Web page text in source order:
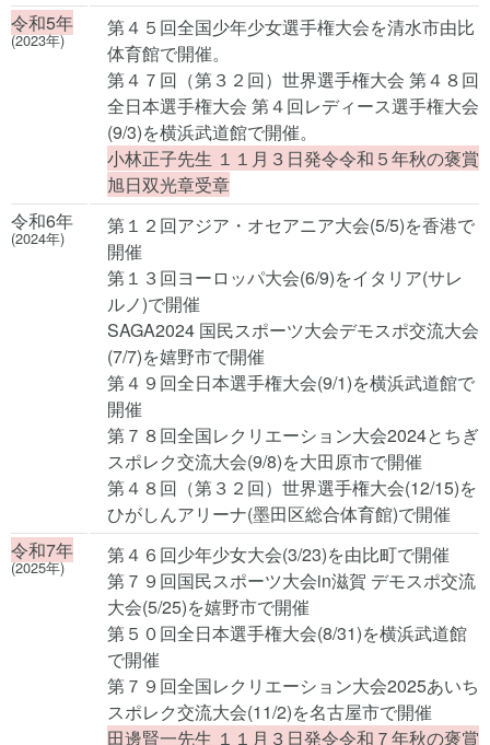
令和5年
(2023年)
第４５回全国少年少女選手権大会を清水市由比
体育館で開催。
第４７回（第３２回）世界選手権大会 第４８回
全日本選手権大会 第４回レディース選手権大会
(9/3)を横浜武道館で開催。
小林正子先生 １１月３日発令令和５年秋の褒賞
旭日双光章受章
令和6年
(2024年)
第１２回アジア・オセアニア大会(5/5)を香港で
開催
第１３回ヨーロッパ大会(6/9)をイタリア(サレ
ルノ)で開催
SAGA2024 国民スポーツ大会デモスポ交流大会
(7/7)を嬉野市で開催
第４９回全日本選手権大会(9/1)を横浜武道館で
開催
第７８回全国レクリエーション大会2024とちぎ
スポレク交流大会(9/8)を大田原市で開催
第４８回（第３２回）世界選手権大会(12/15)を
ひがしんアリーナ(墨田区総合体育館)で開催
令和7年
(2025年)
第４６回少年少女大会(3/23)を由比町で開催
第７９回国民スポーツ大会in滋賀 デモスポ交流
大会(5/25)を嬉野市で開催
第５０回全日本選手権大会(8/31)を横浜武道館
で開催
第７９回全国レクリエーション大会2025あいち
スポレク交流大会(11/2)を名古屋市で開催
田邊賢一先生 １１月３日発令令和７年秋の褒賞